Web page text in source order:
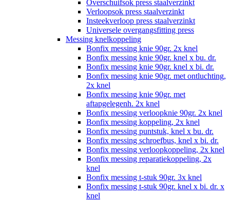
Overschuifsok press staalverzinkt
Verloopsok press staalverzinkt
Insteekverloop press staalverzinkt
Universele overgangsfitting press
Messing knelkoppeling
Bonfix messing knie 90gr. 2x knel
Bonfix messing knie 90gr. knel x bu. dr.
Bonfix messing knie 90gr. knel x bi. dr.
Bonfix messing knie 90gr. met ontluchting,
2x knel
Bonfix messing knie 90gr. met
aftapgelegenh. 2x knel
Bonfix messing verloopknie 90gr. 2x knel
Bonfix messing koppeling, 2x knel
Bonfix messing puntstuk, knel x bu. dr.
Bonfix messing schroefbus, knel x bi. dr.
Bonfix messing verloopkoppeling, 2x knel
Bonfix messing reparatiekoppeling, 2x
knel
Bonfix messing t-stuk 90gr. 3x knel
Bonfix messing t-stuk 90gr. knel x bi. dr. x
knel